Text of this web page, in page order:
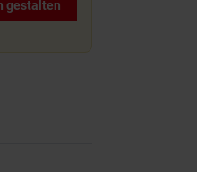
gestalten